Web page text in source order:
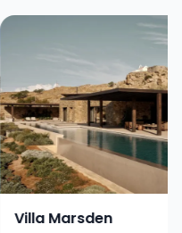
Villa Marsden